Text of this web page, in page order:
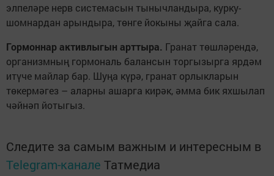
элпеләре нерв системасын тынычландыра, курку-
шомнардан арындыра, төнге йокыны җайга сала.
Гормоннар активлыгын арттыра. Гранат төшләрендә,
организмның гормональ балансын торгызырга ярдәм
итүче майлар бар. Шуңа күрә, гранат орлыкларын
төкермәгез – аларны ашарга кирәк, әмма бик яхшылап
чәйнәп йотыгыз.
Следите за самым важным и интересным в
Telegram-канале Татмедиа